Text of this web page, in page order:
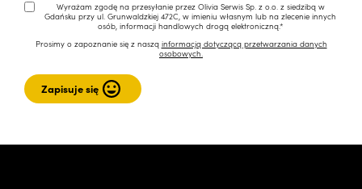
Wyrażam zgodę na przesyłanie przez Olivia Serwis Sp. z o.o. z siedzibą w
Gdańsku przy ul. Grunwaldzkiej 472C, w imieniu własnym lub na zlecenie innych
osób, informacji handlowych drogą elektroniczną.*
Prosimy o zapoznanie się z naszą informacją dotyczącą przetwarzania danych
osobowych.